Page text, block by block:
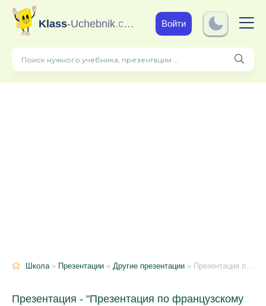
Klass-Uchebnik.com Войти
Школа» Презентации » Другие презентации » Презентация по французскому языку на тему "Мишлен" (8 класс)
Презентация - "Презентация по французскому